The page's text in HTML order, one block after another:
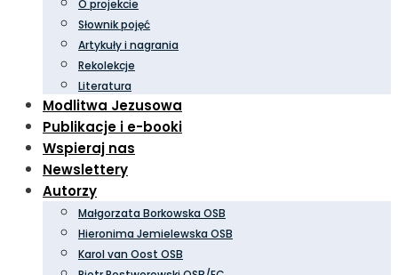
O projekcie
Słownik pojęć
Artykuły i nagrania
Rekolekcje
Literatura
Modlitwa Jezusowa
Publikacje i e-booki
Wspieraj nas
Newslettery
Autorzy
Małgorzata Borkowska OSB
Hieronima Jemielewska OSB
Karol van Oost OSB